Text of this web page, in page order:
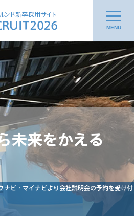
未来をかえる
ナビ・マイナビより会社説明会の予約を受け付